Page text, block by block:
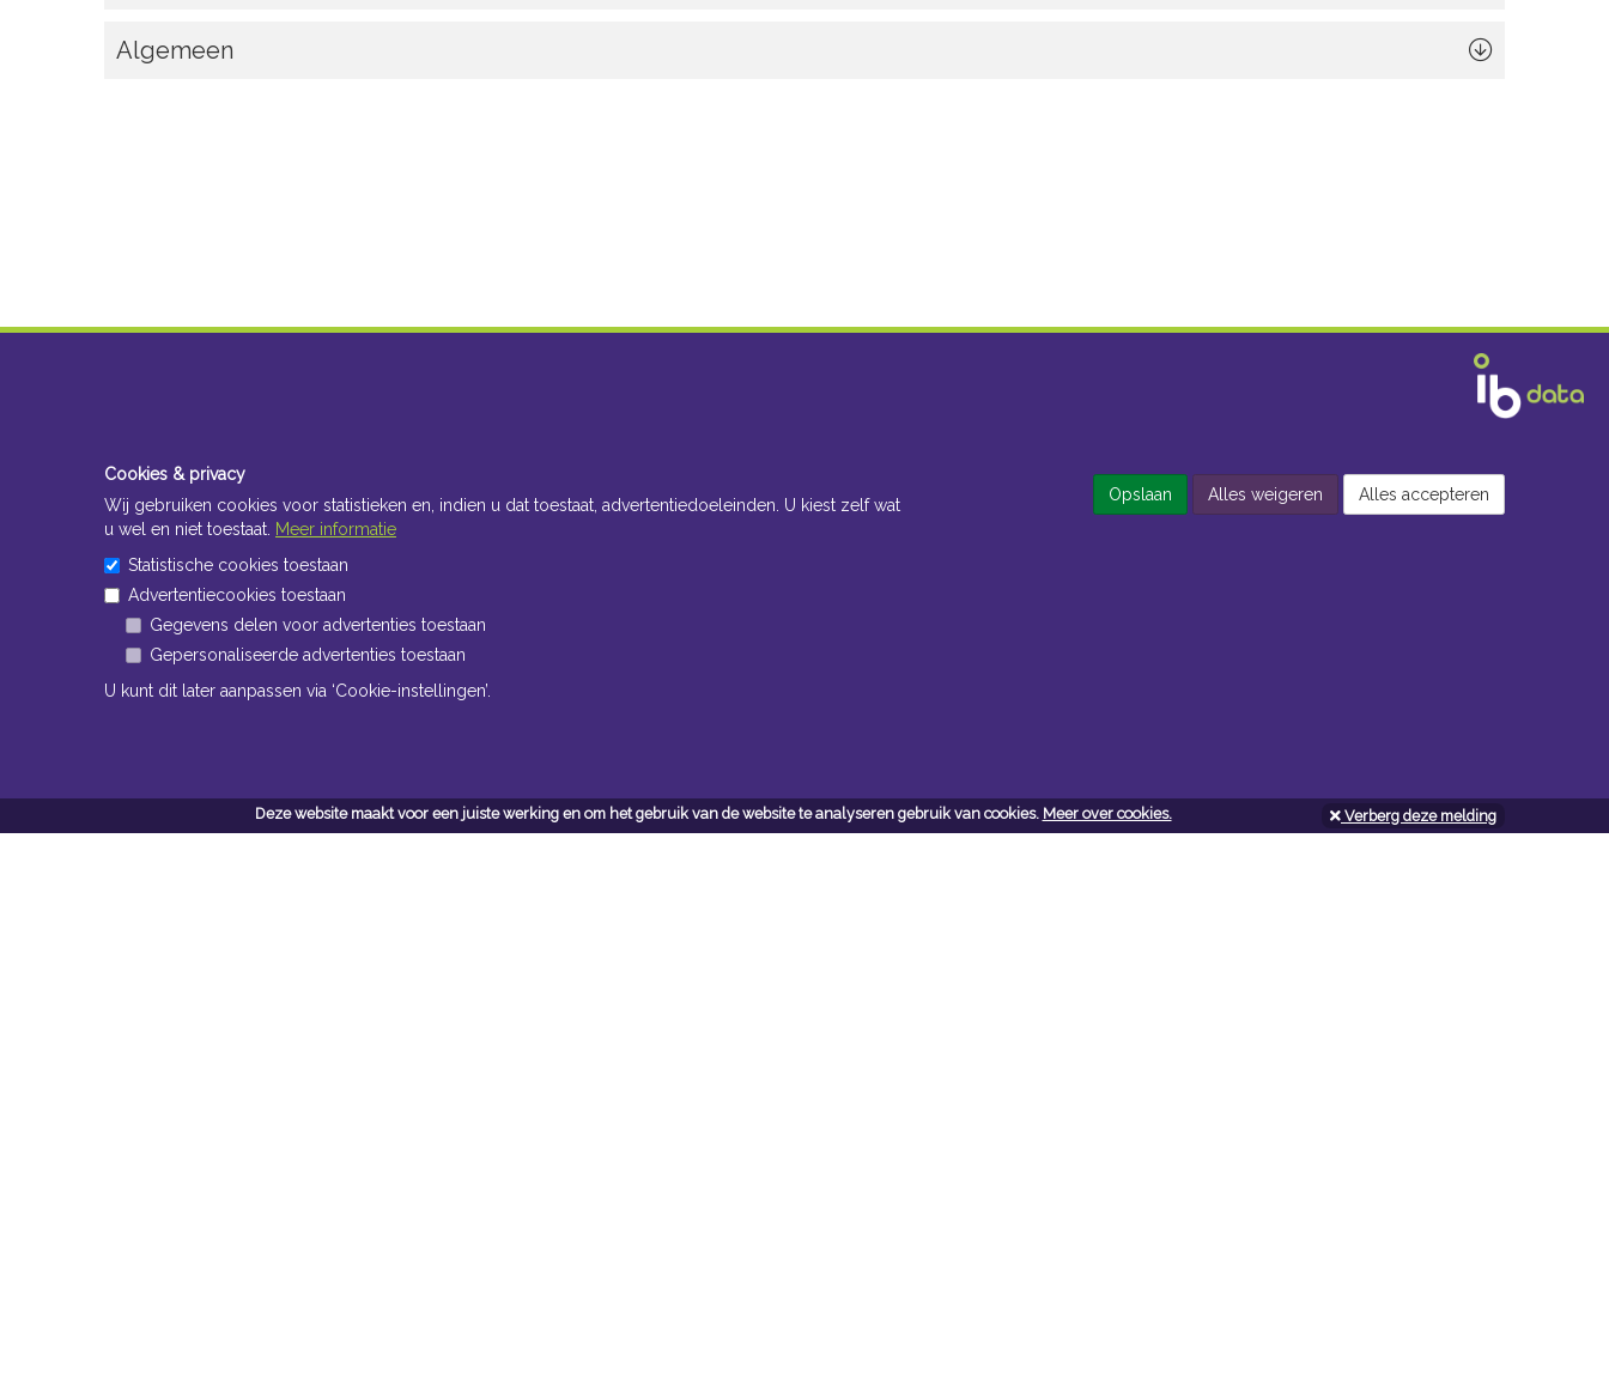
Deze website maakt voor een juiste werking en om het gebruik van de website te analyseren gebruik van cookies. Meer over cookies. Verberg deze melding
Algemeen
Cookies & privacy
Wij gebruiken cookies voor statistieken en, indien u dat toestaat, advertentiedoeleinden. U kiest zelf wat
u wel en niet toestaat. Meer informatie
Statistische cookies toestaan
Advertentiecookies toestaan
Gegevens delen voor advertenties toestaan
Gepersonaliseerde advertenties toestaan
U kunt dit later aanpassen via ‘Cookie-instellingen’.
Opslaan Alles weigeren Alles accepteren